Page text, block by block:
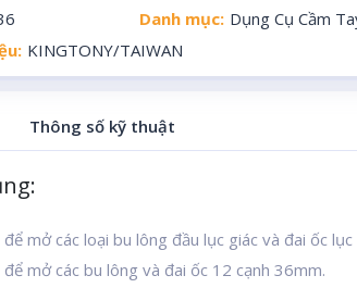
Danh mục: Dụng Cụ Cầm
KINGTONY/TAIWAN
Thông số kỹ thuật
mở các loại bu lông đầu lục giác và đai ốc
mở các bu lông và đai ốc 12 cạnh 36mm.